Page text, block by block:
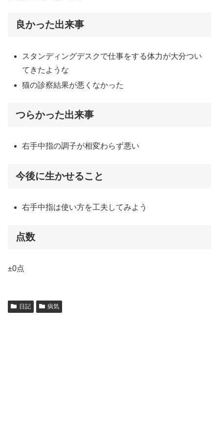
良かった出来事
スタンディングデスクで仕事をする体力が大分つい
てきたような
猫の診察結果が悪くなかった
つらかった出来事
右手中指の調子が相変わらず悪い
今後に生かせること
右手中指は使い方を工夫してみよう
点数
±0点
日記 病気